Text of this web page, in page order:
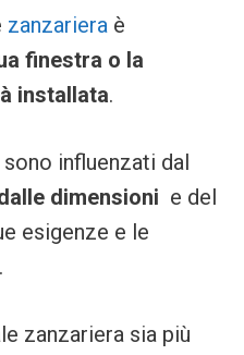
zanzariera è
finestra o la
installata.
influenzati dal
dimensioni e del
esigenze e le
zanzariera sia più